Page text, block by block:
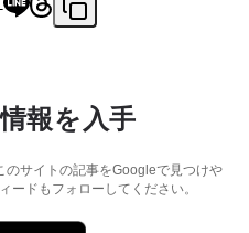
報を入手
サイトの記事をGoogleで見つけや
ードもフォローしてください。